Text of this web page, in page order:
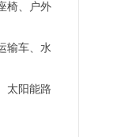
椅、户外
输车、水
太阳能路